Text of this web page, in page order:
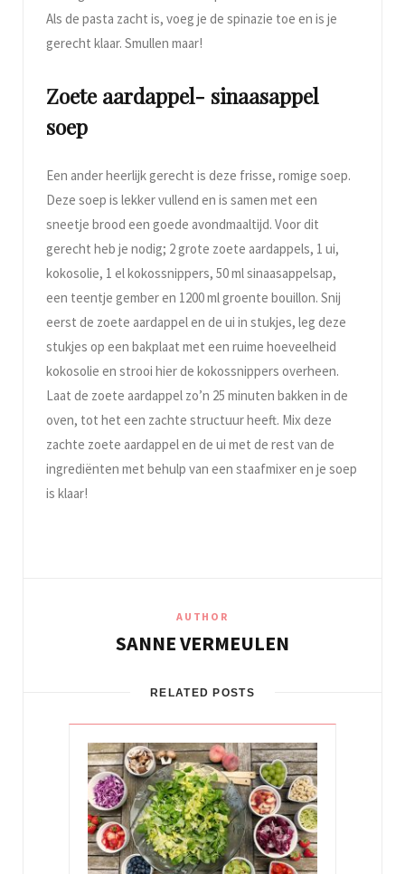
Als de pasta zacht is, voeg je de spinazie toe en is je
gerecht klaar. Smullen maar!
Zoete aardappel- sinaasappel
soep
Een ander heerlijk gerecht is deze frisse, romige soep.
Deze soep is lekker vullend en is samen met een
sneetje brood een goede avondmaaltijd. Voor dit
gerecht heb je nodig; 2 grote zoete aardappels, 1 ui,
kokosolie, 1 el kokossnippers, 50 ml sinaasappelsap,
een teentje gember en 1200 ml groente bouillon. Snij
eerst de zoete aardappel en de ui in stukjes, leg deze
stukjes op een bakplaat met een ruime hoeveelheid
kokosolie en strooi hier de kokossnippers overheen.
Laat de zoete aardappel zo’n 25 minuten bakken in de
oven, tot het een zachte structuur heeft. Mix deze
zachte zoete aardappel en de ui met de rest van de
ingrediënten met behulp van een staafmixer en je soep
is klaar!
AUTHOR
SANNE VERMEULEN
RELATED POSTS